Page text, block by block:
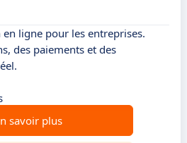
ligne pour les entreprises.
des paiements et des
savoir plus